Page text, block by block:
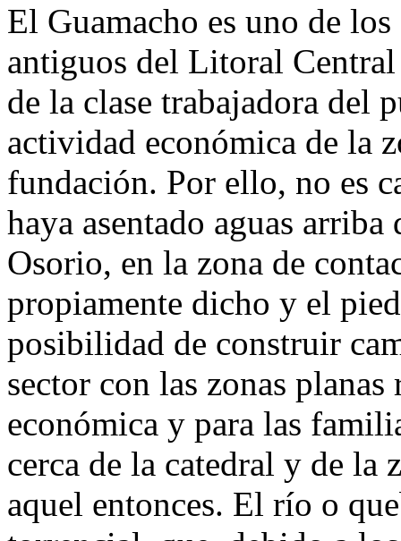
El Guamacho es uno de los
antiguos del Litoral
de la clase trabajadora del
actividad económica de la
fundación. Por ello, no es
haya asentado aguas
Osorio, en la zona de
propiamente dicho y el
posibilidad de construir
sector con las zonas
económica y para las
cerca de la catedral y de la
aquel entonces. El río o